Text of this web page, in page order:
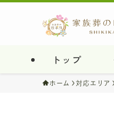
トップ
ホーム 対応エリア